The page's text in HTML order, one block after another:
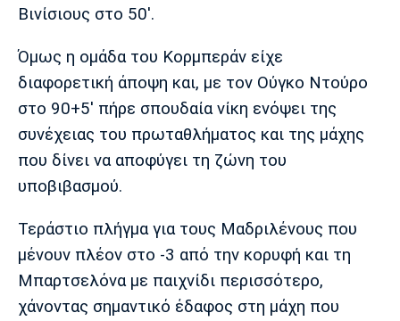
Λίβερπουλ
Μάντσεστερ
Σίτι
Γιουβέντους
Ίντερ Μίλαν Μπάγερν
Μπορούσια
Ντόρτμουντ
Παρί Σεν
Ζερμέν
Μαρσέιγ
Βινίσιους στο 50'.
Όμως η ομάδα του Κορμπεράν είχε
διαφορετική άποψη και, με τον Ούγκο Ντούρο
στο 90+5' πήρε σπουδαία νίκη ενόψει της
συνέχειας του πρωταθλήματος και της μάχης
που δίνει να αποφύγει τη ζώνη του
υποβιβασμού.
Τεράστιο πλήγμα για τους Μαδριλένους που
μένουν πλέον στο -3 από την κορυφή και τη
Μπαρτσελόνα με παιχνίδι περισσότερο,
χάνοντας σημαντικό έδαφος στη μάχη που